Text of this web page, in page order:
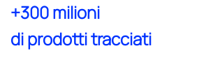
+300 milioni
di prodotti tracciati